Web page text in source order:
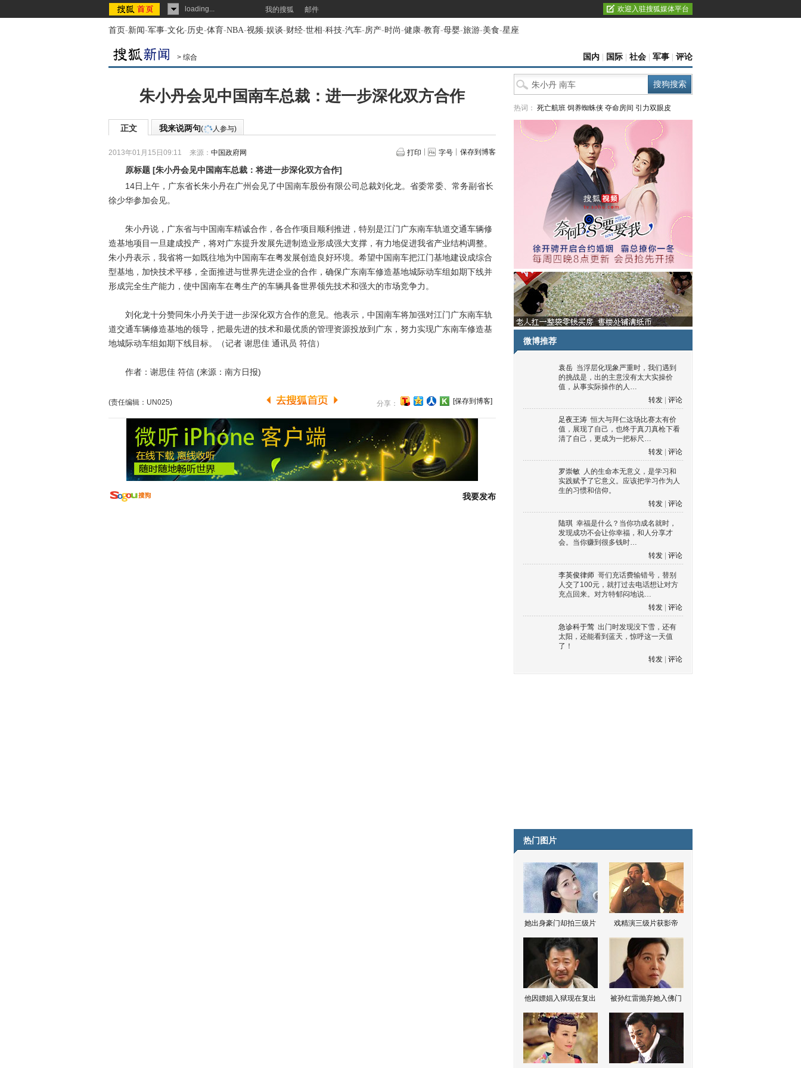
loading... 我的搜狐 邮件 欢迎入驻搜狐媒体平台
首页-新闻-军事-文化-历史-体育-NBA-视频-娱谈-财经-世相-科技-汽车-房产-时尚-健康-教育-母婴-旅游-美食-星座
> 综合 国内 国际 社会 军事 评论
朱小丹会见中国南车总裁：进一步深化双方合作
正文 我来说两句( 人参与)
2013年01月15日09:11 来源： 中国政府网 打印 字号 保存到博客
原标题 [朱小丹会见中国南车总裁：将进一步深化双方合作]
14日上午，广东省长朱小丹在广州会见了中国南车股份有限公司总裁刘化龙。省委常委、常务副省长
徐少华参加会见。
朱小丹说，广东省与中国南车精诚合作，各合作项目顺利推进，特别是江门广东南车轨道交通车辆修
造基地项目一旦建成投产，将对广东提升发展先进制造业形成强大支撑，有力地促进我省产业结构调整。
朱小丹表示，我省将一如既往地为中国南车在粤发展创造良好环境。希望中国南车把江门基地建设成综合
型基地，加快技术平移，全面推进与世界先进企业的合作，确保广东南车修造基地城际动车组如期下线并
形成完全生产能力，使中国南车在粤生产的车辆具备世界领先技术和强大的市场竞争力。
刘化龙十分赞同朱小丹关于进一步深化双方合作的意见。他表示，中国南车将加强对江门广东南车轨
道交通车辆修造基地的领导，把最先进的技术和最优质的管理资源投放到广东，努力实现广东南车修造基
地城际动车组如期下线目标。（记者 谢思佳 通讯员 符信）
作者：谢思佳 符信 (来源：南方日报)
(责任编辑：UN025) 分享： [保存到博客]
我要发布
热词： 死亡航班 饲养蜘蛛侠 夺命房间 引力双眼皮
微博推荐
袁岳 当浮层化现象严重时，我们遇到
的挑战是，出的主意没有太大实操价
值，从事实际操作的人…
转发
评论
足夜王涛 恒大与拜仁这场比赛太有价
值，展现了自己，也终于真刀真枪下看
清了自己，更成为一把标尺…
转发
评论
罗崇敏 人的生命本无意义，是学习和
实践赋予了它意义。应该把学习作为人
生的习惯和信仰。
转发
评论
陆琪 幸福是什么？当你功成名就时，
发现成功不会让你幸福，和人分享才
会。当你赚到很多钱时…
转发
评论
李英俊律师 哥们充话费输错号，替别
人交了100元，就打过去电话想让对方
充点回来。对方特郁闷地说…
转发
评论
急诊科于莺 出门时发现没下雪，还有
太阳，还能看到蓝天，惊呼这一天值
了！
转发
评论
热门图片
她出身豪门却拍三级片 戏精演三级片获影帝
他因嫖娼入狱现在复出 被孙红雷抛弃她入佛门